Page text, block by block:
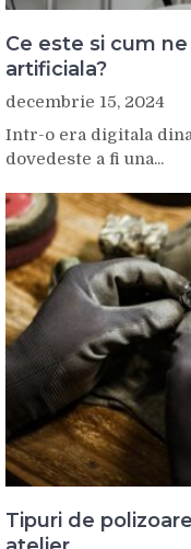
Ce este si cum
artificiala?
decembrie 15, 2024
Intr-o era digitala
dovedeste a fi una...
Tipuri de